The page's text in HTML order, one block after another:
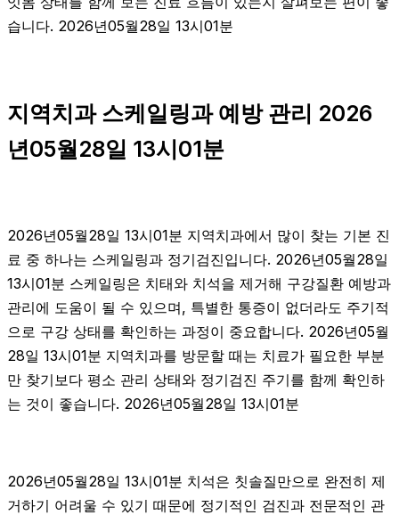
습니다. 2026년05월28일 13시01분
지역치과 스케일링과 예방 관리 2026
년05월28일 13시01분
2026년05월28일 13시01분 지역치과에서 많이 찾는 기본 진
료 중 하나는 스케일링과 정기검진입니다. 2026년05월28일
13시01분 스케일링은 치태와 치석을 제거해 구강질환 예방과
관리에 도움이 될 수 있으며, 특별한 통증이 없더라도 주기적
으로 구강 상태를 확인하는 과정이 중요합니다. 2026년05월
28일 13시01분 지역치과를 방문할 때는 치료가 필요한 부분
만 찾기보다 평소 관리 상태와 정기검진 주기를 함께 확인하
는 것이 좋습니다. 2026년05월28일 13시01분
2026년05월28일 13시01분 치석은 칫솔질만으로 완전히 제
거하기 어려울 수 있기 때문에 정기적인 검진과 전문적인 관